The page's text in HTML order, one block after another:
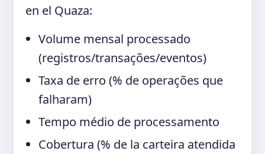
en el Quaza:
Volume mensal processado
(registros/transações/eventos)
Taxa de erro (% de operações que
falharam)
Tempo médio de processamento
Cobertura (% de la carteira atendida